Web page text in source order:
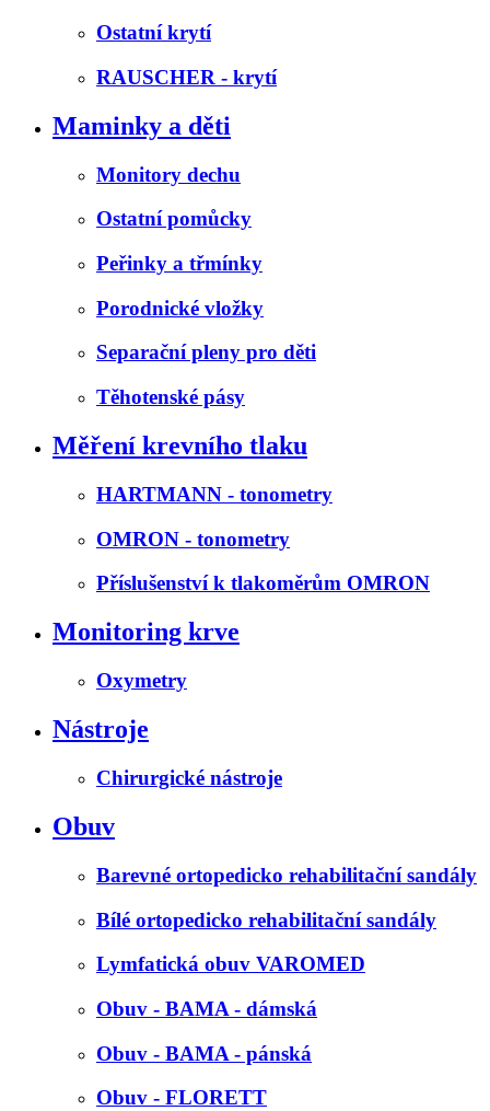
Ostatní krytí
RAUSCHER - krytí
Maminky a děti
Monitory dechu
Ostatní pomůcky
Peřinky a třmínky
Porodnické vložky
Separační pleny pro děti
Těhotenské pásy
Měření krevního tlaku
HARTMANN - tonometry
OMRON - tonometry
Příslušenství k tlakoměrům OMRON
Monitoring krve
Oxymetry
Nástroje
Chirurgické nástroje
Obuv
Barevné ortopedicko rehabilitační sandály
Bílé ortopedicko rehabilitační sandály
Lymfatická obuv VAROMED
Obuv - BAMA - dámská
Obuv - BAMA - pánská
Obuv - FLORETT